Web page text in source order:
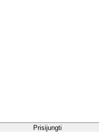
Prisijungti